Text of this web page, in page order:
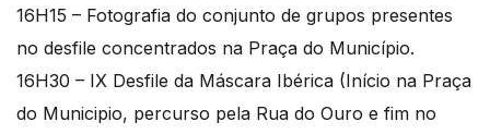
16H15 – Fotografia do conjunto de grupos presentes
no desfile concentrados na Praça do Município.
16H30 – IX Desfile da Máscara Ibérica (Início na Praça
do Municipio, percurso pela Rua do Ouro e fim no